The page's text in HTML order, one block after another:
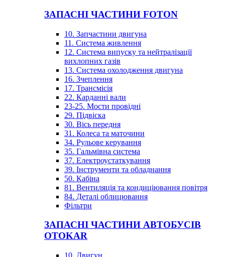
ЗАПАСНІ ЧАСТИНИ FOTON
10. Запчастини двигуна
11. Система живлення
12. Система випуску та нейтралізації
вихлопних газів
13. Система охолодження двигуна
16. Зчеплення
17. Трансмісія
22. Карданні вали
23-25. Мости провідні
29. Підвіска
30. Вісь передня
31. Колеса та маточини
34. Рульове керування
35. Гальмівна система
37. Електроустаткування
39. Інструменти та обладнання
50. Кабіна
81. Вентиляція та кондиціювання повітря
84. Деталі облицювання
Фільтри
ЗАПАСНІ ЧАСТИНИ АВТОБУСІВ
OTOKAR
10. Двигун